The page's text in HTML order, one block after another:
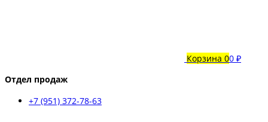
Корзина 00 ₽
Отдел продаж
+7 (951) 372-78-63